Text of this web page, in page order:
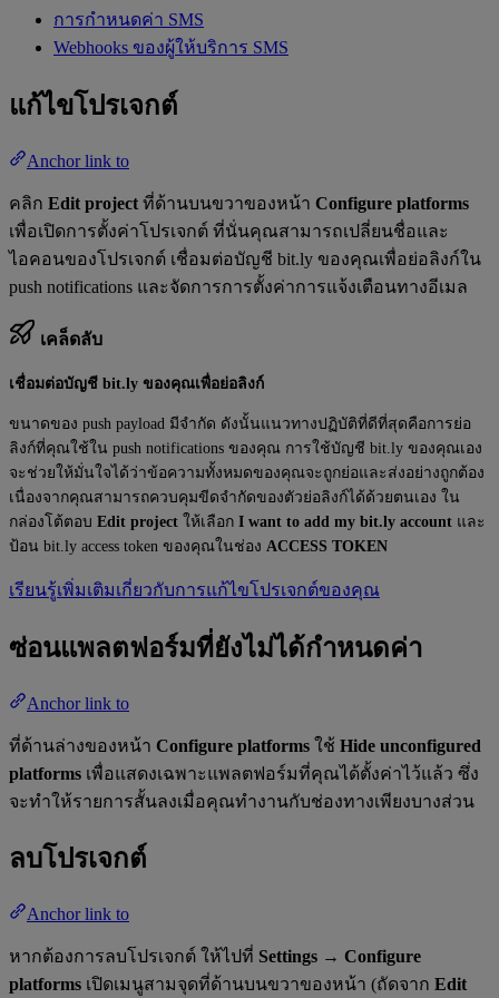
การกำหนดค่า SMS
Webhooks ของผู้ให้บริการ SMS
แก้ไขโปรเจกต์
Anchor link to
คลิก Edit project ที่ด้านบนขวาของหน้า Configure platforms
เพื่อเปิดการตั้งค่าโปรเจกต์ ที่นั่นคุณสามารถเปลี่ยนชื่อและ
ไอคอนของโปรเจกต์ เชื่อมต่อบัญชี bit.ly ของคุณเพื่อย่อลิงก์ใน
push notifications และจัดการการตั้งค่าการแจ้งเตือนทางอีเมล
เคล็ดลับ
เชื่อมต่อบัญชี bit.ly ของคุณเพื่อย่อลิงก์
ขนาดของ push payload มีจำกัด ดังนั้นแนวทางปฏิบัติที่ดีที่สุดคือการย่อ
ลิงก์ที่คุณใช้ใน push notifications ของคุณ การใช้บัญชี bit.ly ของคุณเอง
จะช่วยให้มั่นใจได้ว่าข้อความทั้งหมดของคุณจะถูกย่อและส่งอย่างถูกต้อง
เนื่องจากคุณสามารถควบคุมขีดจำกัดของตัวย่อลิงก์ได้ด้วยตนเอง ใน
กล่องโต้ตอบ Edit project ให้เลือก I want to add my bit.ly account และ
ป้อน bit.ly access token ของคุณในช่อง ACCESS TOKEN
เรียนรู้เพิ่มเติมเกี่ยวกับการแก้ไขโปรเจกต์ของคุณ
ซ่อนแพลตฟอร์มที่ยังไม่ได้กำหนดค่า
Anchor link to
ที่ด้านล่างของหน้า Configure platforms ใช้ Hide unconfigured
platforms เพื่อแสดงเฉพาะแพลตฟอร์มที่คุณได้ตั้งค่าไว้แล้ว ซึ่ง
จะทำให้รายการสั้นลงเมื่อคุณทำงานกับช่องทางเพียงบางส่วน
ลบโปรเจกต์
Anchor link to
หากต้องการลบโปรเจกต์ ให้ไปที่ Settings → Configure
platforms เปิดเมนูสามจุดที่ด้านบนขวาของหน้า (ถัดจาก Edit